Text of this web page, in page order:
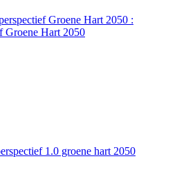
Groene Hart 2050 :
Groene Hart 2050